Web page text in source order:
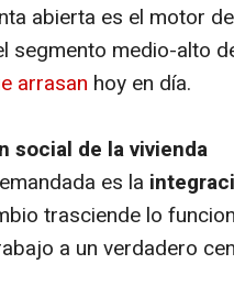
abierta es el motor
segmento medio-alto
arrasan hoy en día.
social de la vivienda
es la
trasciende lo
a un verdadero